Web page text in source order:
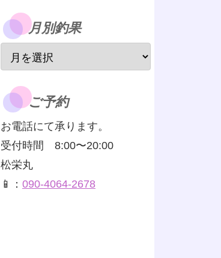
月別釣果
ご予約
お電話にて承ります。
受付時間 8:00〜20:00
松栄丸
📱： 090-4064-2678